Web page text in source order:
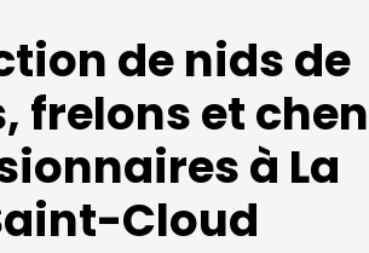
de nids de
frelons et
à La
Cloud